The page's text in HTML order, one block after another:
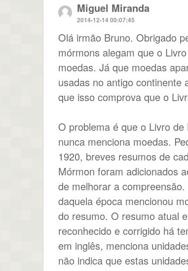
Miguel Miranda
2014-12-14 00:07:45
Olá irmão Bruno. Obrigado
mórmons alegam que o
moedas. Já que moedas
usadas no antigo continente
que isso comprova que o
O problema é que o Livro
nunca menciona moedas.
1920, breves resumos de
Mórmon foram adicionados
de melhorar a
daquela época mencionou
do resumo. O resumo atual
reconhecido e corrigido há
em inglês, menciona
não indica que estas